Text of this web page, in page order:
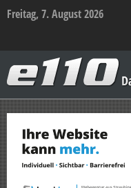
Freitag, 7. August 2026
–
Das
Sicherheitsportal
Zum
Inhalt
springen